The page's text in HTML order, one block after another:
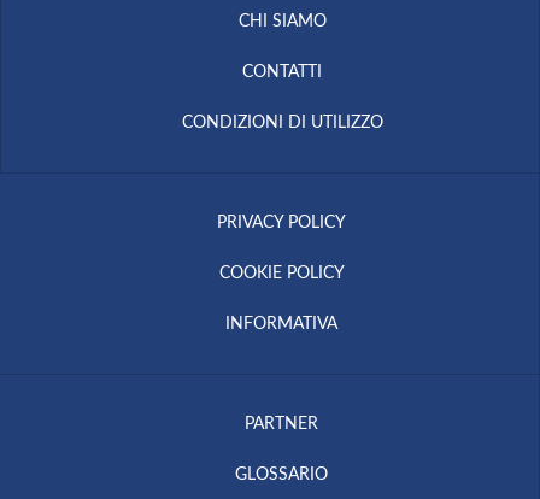
CHI SIAMO
CONTATTI
CONDIZIONI DI UTILIZZO
PRIVACY POLICY
COOKIE POLICY
INFORMATIVA
PARTNER
GLOSSARIO